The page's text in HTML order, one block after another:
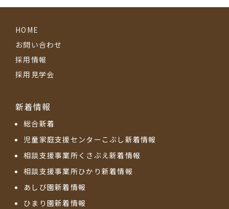
HOME
お問い合わせ
採用情報
採用見学会
新着情報
総合新着
児童家庭支援センターこぶし新着情報
相談支援事業所くさぶえ新着情報
相談支援事業所ひかり新着情報
あしび園新着情報
ひまり園新着情報